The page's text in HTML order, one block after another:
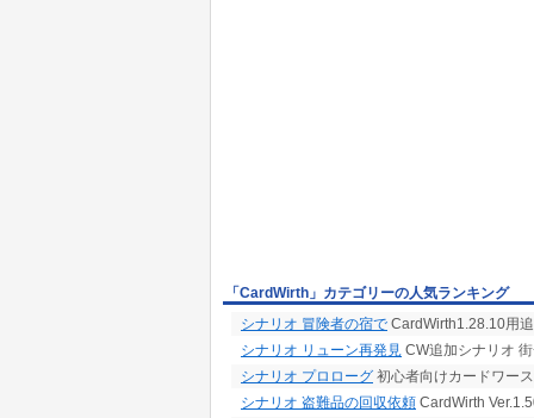
「CardWirth」カテゴリーの人気ランキング
シナリオ 冒険者の宿で CardWirth1.28.10用
シナリオ リューン再発見 CW追加シナリオ
シナリオ プロローグ 初心者向けカードワー
シナリオ 盗難品の回収依頼 CardWirth